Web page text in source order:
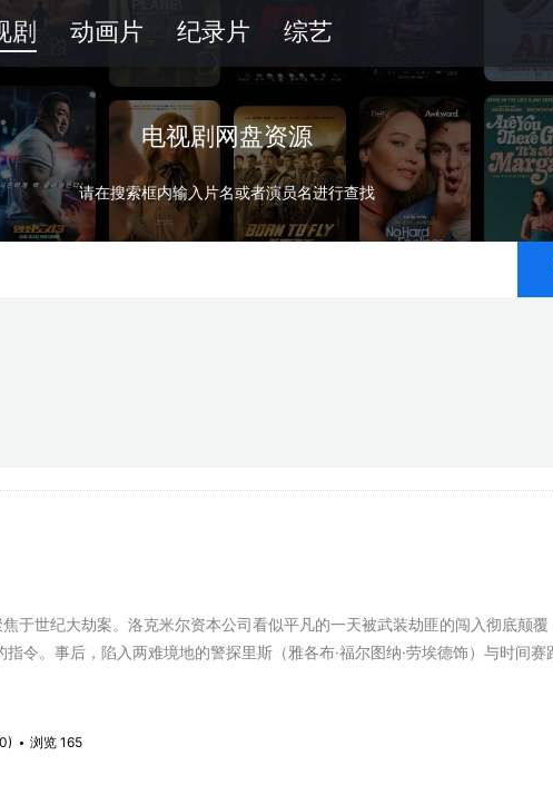
剧 动画片 纪录片 综艺
电视剧网盘资源
请在搜索框内输入片名或者演员名进行查找
世纪大劫案。洛克米尔资本公司看似平凡的一天被武装劫匪的闯入彻底颠覆
指令。事后，陷入两难境地的警探里斯（雅各布·福尔图纳·劳埃德饰）与时间
浏览 165